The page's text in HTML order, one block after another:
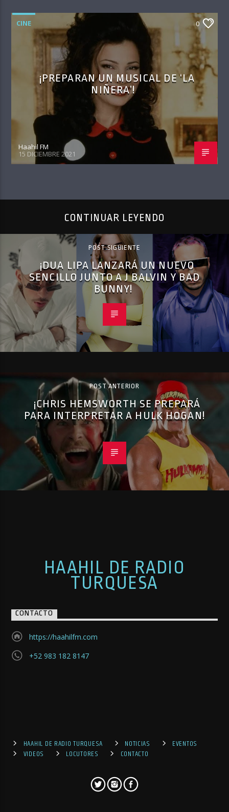
CINE 0
¡PREPARAN UN MUSICAL DE ‘LA
NIÑERA’!
Haahil FM
15 DICIEMBRE 2021
CONTINUAR LEYENDO
POST SIGUIENTE
¡DUA LIPA LANZARÁ UN NUEVO
SENCILLO JUNTO A J BALVIN Y BAD
BUNNY!
POST ANTERIOR
¡CHRIS HEMSWORTH SE PREPARÁ
PARA INTERPRETAR A HULK HOGAN!
HAAHIL DE RADIO
TURQUESA
CONTACTO
https://haahilfm.com
+52 983 182 8147
HAAHIL DE RADIO TURQUESA NOTICIAS
EVENTOS
VIDEOS
LOCUTORES CONTACTO